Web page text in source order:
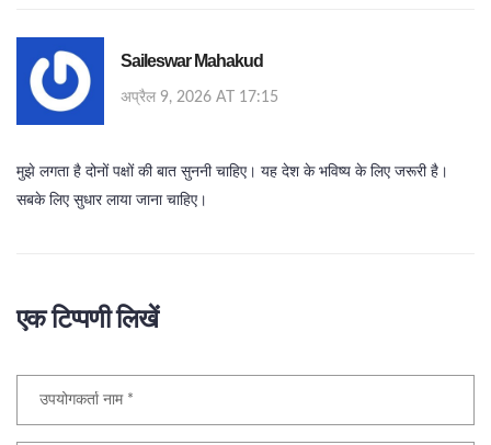
Saileswar Mahakud
अप्रैल 9, 2026 AT 17:15
मुझे लगता है दोनों पक्षों की बात सुननी चाहिए। यह देश के भविष्य के लिए जरूरी है।
सबके लिए सुधार लाया जाना चाहिए।
एक टिप्पणी लिखें